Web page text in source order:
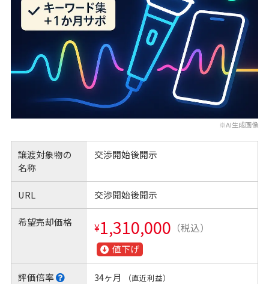
※AI生成画像
譲渡対象物の
名称
交渉開始後開示
URL 交渉開始後開示
希望売却価格 ¥1,310,000 （税込）
値下げ
評価倍率 34ヶ月 （直近利益）